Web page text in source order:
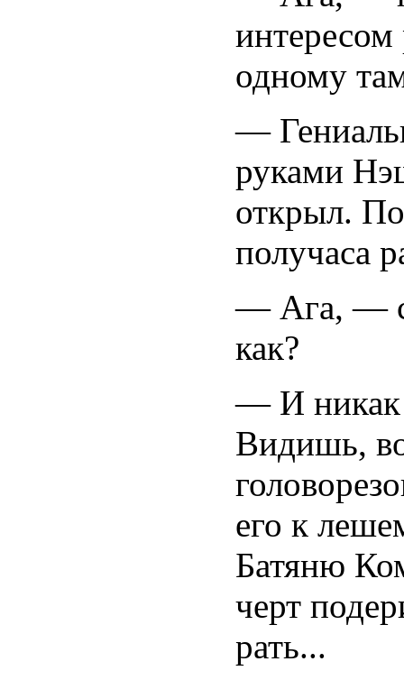
одному
—
руками
открыл.
получаса
— Ага, —
как?
— И
Видишь,
его к
Батяню
черт
рать...